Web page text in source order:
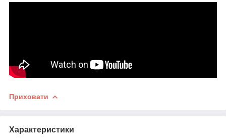
Приховати
Характеристики